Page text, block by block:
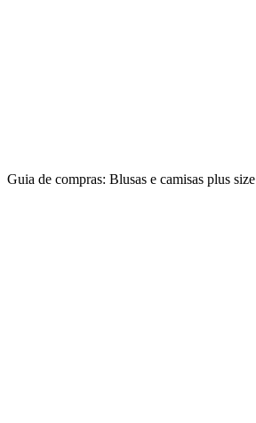
Guia de compras: Blusas e camisas plus size